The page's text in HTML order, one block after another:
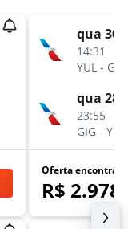
qua 30/
14:31
YUL - GIG
qua 28/
23:55
GIG - YUL
Oferta
R$ 2.978